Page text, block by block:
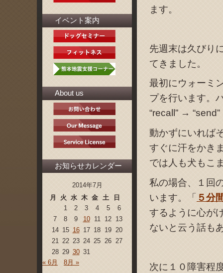
ます。
先週末は久びり
てきました。
最初にウォーミ
プを行います。
“recall” →
動かずにいれば
すぐに汗をかき
では人も犬もこ
私の場合、１回
います。「 ５分
するように心が
ないと云う話も
次に１０障害程
イベント案内
About us
お知らせカレンダー
2014年7月
月
火 水 木 金 土
日
1
2 3 4 5
6
7
8 9 10 11 12 13
14 15 16 17 18 19 20
21 22 23 24 25 26 27
28 29 30 31
« 6月
8月 »